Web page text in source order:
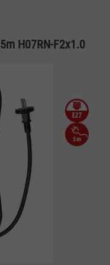
H07RN-F2x1.0